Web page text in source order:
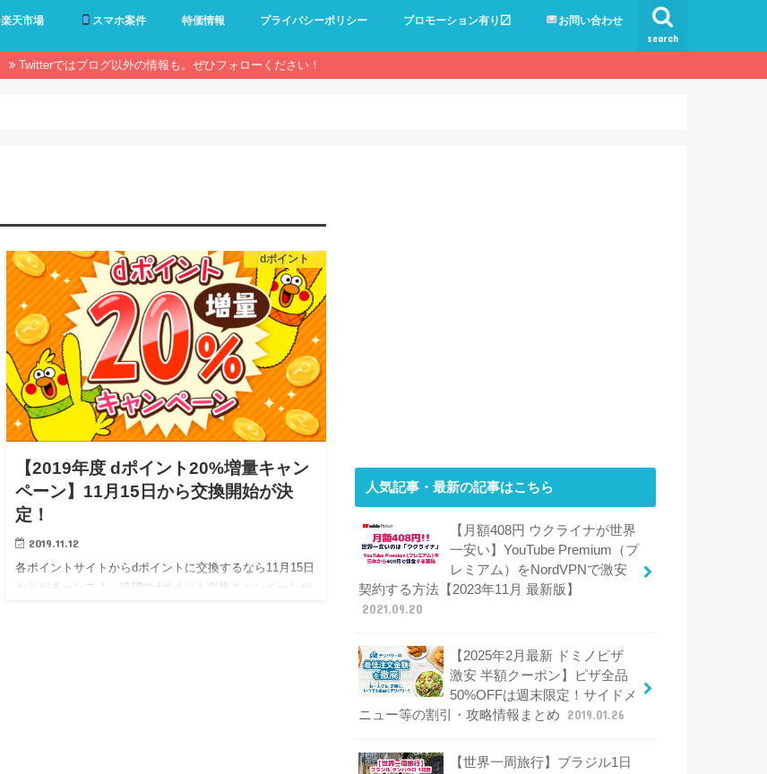
search
楽天市場 スマホ案件 特価情報 プライバシーポリシー プロモーション有り〼 お問い合わせ
Twitterではブログ以外の情報も。ぜひフォローください！
dポイント
【2019年度 dポイント20%増量キャン
ペーン】11月15日から交換開始が決
定！
2019.11.12
各ポイントサイトからdポイントに交換するなら11月15日
からがチャンス！ 待望のdポイント交換キャンペーンが
人気記事・最新の記事はこちら
【月額408円 ウクライナが世界
一安い】YouTube Premium（プ
レミアム）をNordVPNで激安
契約する方法【2023年11月 最新版】
2021.09.20
【2025年2月最新 ドミノピザ
激安 半額クーポン】ピザ全品
50%OFFは週末限定！サイドメ
ニュー等の割引・攻略情報まとめ
2019.01.26
【世界一周旅行】ブラジル1日